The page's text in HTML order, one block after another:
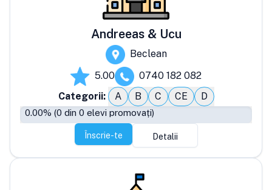
Andreeas & Ucu
Beclean
5.00
0740 182 082
Categorii:
A B C CE D
0.00% (0 din 0 elevi promovați)
Înscrie-te Detalii